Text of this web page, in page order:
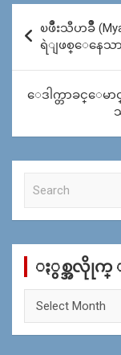
Post
navigation
ၿဖိဳးသီဟခ်ဳိ
ရဲျဖစ္ေနေသာ
ေဒါက္တာခင္ေမ
c
ႏွစ္အလိုုက္ ျ